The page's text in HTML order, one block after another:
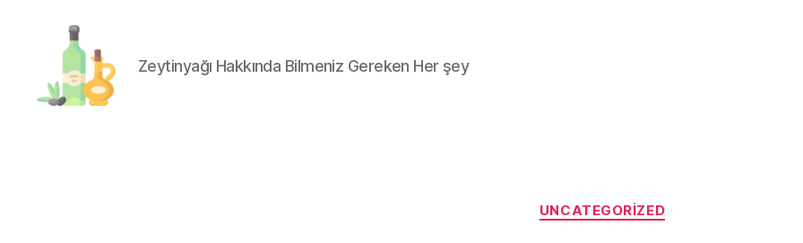
Zeytinyağı Hakkında Bilmeniz Gereken Her şey
Kategoriler
UNCATEGORIZED